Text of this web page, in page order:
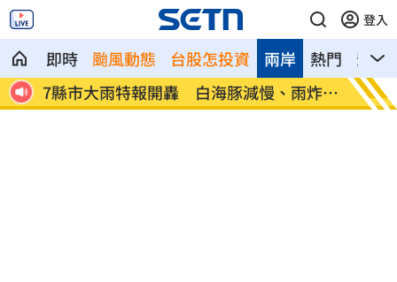
登入
即時 颱風動態 台股怎投資 熱門 影音
兩岸
昏
7縣市大雨特報開轟 白海豚減慢、雨炸3
天
國道
醫